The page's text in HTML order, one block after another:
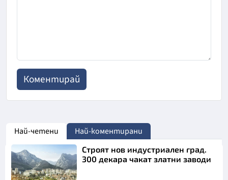
Най-четени Най-коментирани
Строят нов индустриален град.
300 декара чакат златни заводи